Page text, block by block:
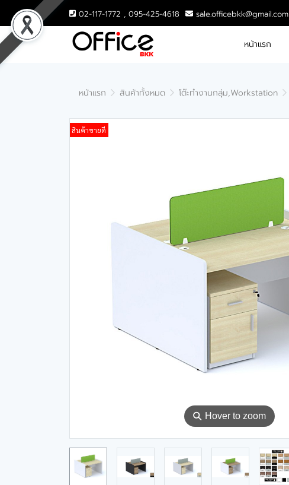
02-117-1772 , 095-425-4618 sale.officebkk@gmail.com
หน้าแรก
หน้าแรก สินค้าทั้งหมด โต๊ะทำงานกลุ่ม,Workstation
⚲ Hover to zoom
สินค้าขายดี